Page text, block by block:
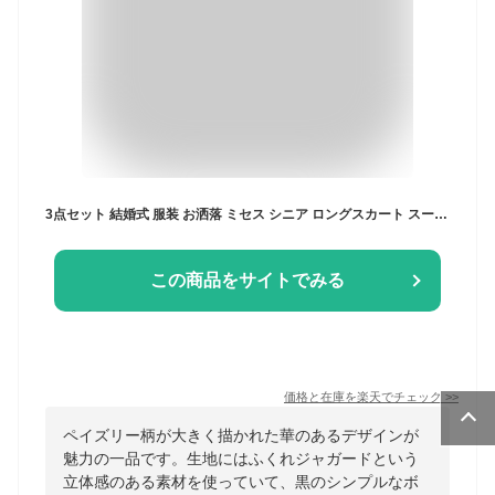
この商品をサイトでみる
価格と在庫を楽天でチェック >>
ペイズリー柄が大きく描かれた華のあるデザインが
魅力の一品です。生地にはふくれジャガードという
立体感のある素材を使っていて、黒のシンプルなボ